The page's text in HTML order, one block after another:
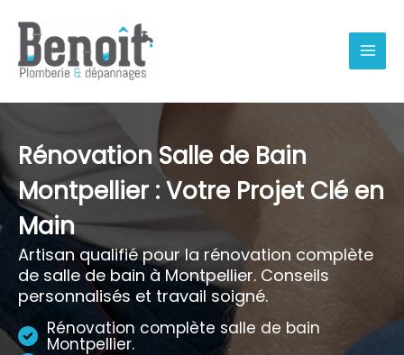
contenu
Rénovation Salle de Bain
Montpellier : Votre Projet Clé en
Main
Artisan qualifié pour la rénovation complète
de salle de bain à Montpellier. Conseils
personnalisés et travail soigné.
Rénovation complète salle de bain
Montpellier.